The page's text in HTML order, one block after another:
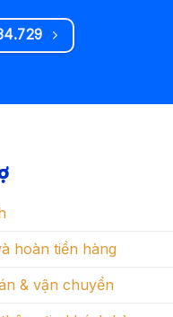
hoàn tiền hàng
& vận chuyển